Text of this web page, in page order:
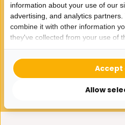
Melamine set met 8
schaaltjes - wit
information about your use of our
advertising, and analytics
combine it with other information
they've collected from your use of
Allow
Accept